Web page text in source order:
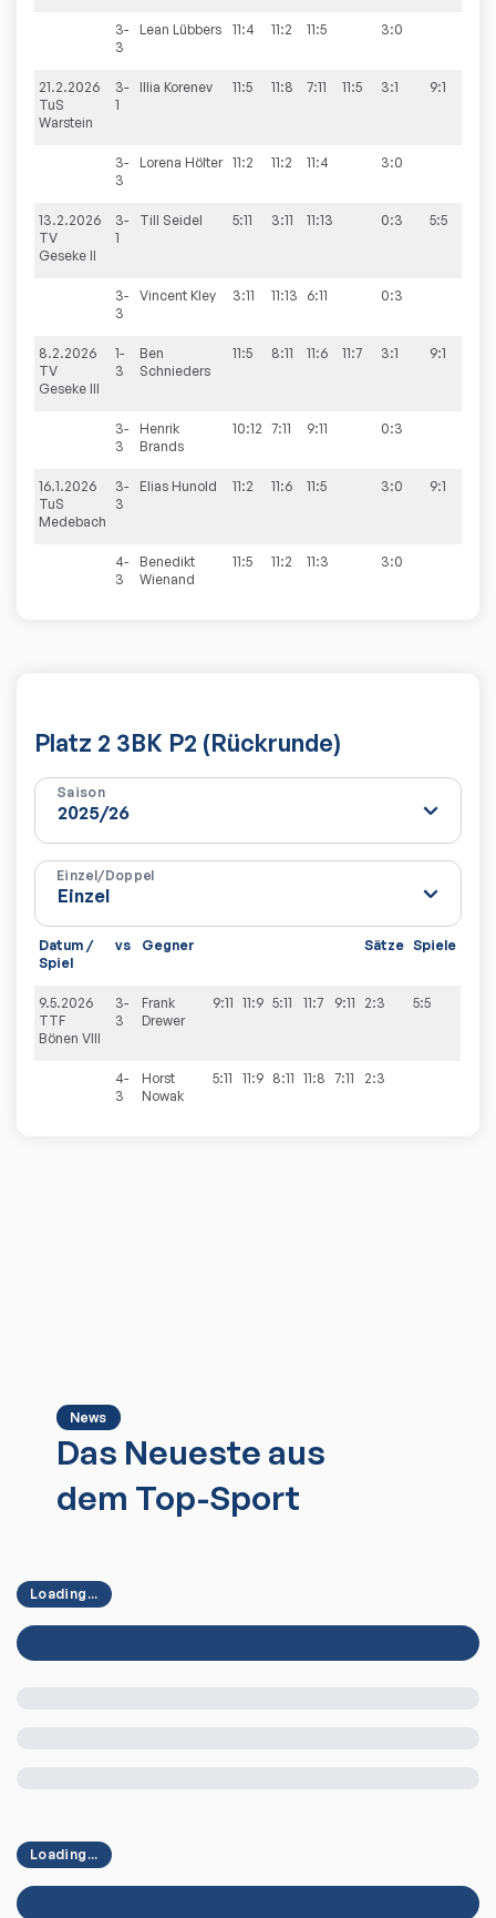
3-
3
Lean Lübbers 11:4 11:2 11:5 3:0
21.2.2026
TuS
Warstein
3-
1
Illia Korenev 11:5 11:8 7:11 11:5 3:1 9:1
3-
3
Lorena Hölter 11:2 11:2 11:4 3:0
13.2.2026
TV
Geseke II
3-
1
Till Seidel 5:11 3:11 11:13 0:3 5:5
3-
3
Vincent Kley 3:11 11:13 6:11 0:3
8.2.2026
TV
Geseke III
1-
3
Ben
Schnieders
11:5 8:11 11:6 11:7 3:1 9:1
3-
3
Henrik
Brands
10:12 7:11 9:11 0:3
16.1.2026
TuS
Medebach
3-
3
Elias Hunold 11:2 11:6 11:5 3:0 9:1
4-
3
Benedikt
Wienand
11:5 11:2 11:3 3:0
Platz 2 3BK P2 (Rückrunde)
Saison
Einzel/Doppel
Datum /
Spiel
vs Gegner Sätze Spiele
9.5.2026
TTF
Bönen VIII
3-
3
Frank
Drewer
9:11 11:9 5:11 11:7 9:11 2:3 5:5
4-
3
Horst
Nowak
5:11 11:9 8:11 11:8 7:11 2:3
News
Das Neueste aus
dem Top-Sport
Loading...
Loading...